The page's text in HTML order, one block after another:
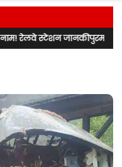
स्टेशन जानकीपुरम स्टेशन के